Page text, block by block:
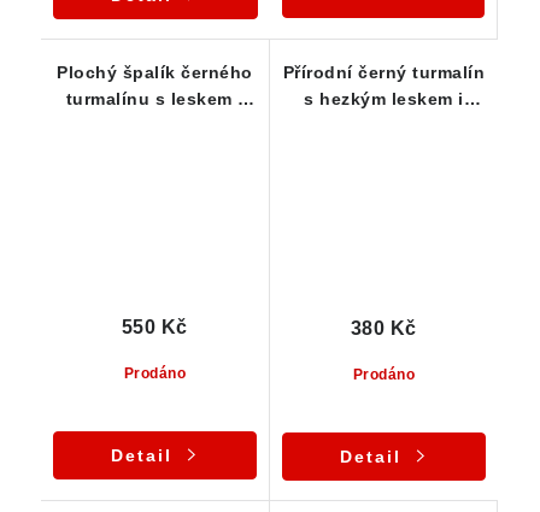
Plochý špalík černého
turmalínu s leskem i
Prodáno
550 Kč
Detail
Přírodní černý turmalín
s hezkým leskem i
Prodáno
380 Kč
Detail